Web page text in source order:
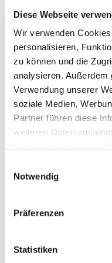
Diese Webseite
Wir verwenden
personalisieren,
zu können und die
analysieren. Außerdem
Verwendung unserer
soziale Medien,
Partner führen diese
weiteren Daten
Notwendig
Präferenzen
Statistiken